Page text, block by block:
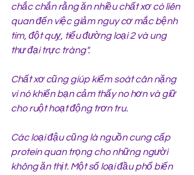
chắc chắn rằng ăn nhiều chất xơ có liên
quan đến việc giảm nguy cơ mắc bệnh
tim, đột quỵ, tiểu đường loại 2 và ung
thư đại trực tràng".
Chất xơ cũng giúp kiểm soát cân nặng
vì nó khiến bạn cảm thấy no hơn và giữ
cho ruột hoạt động trơn tru.
Các loại đậu cũng là nguồn cung cấp
protein quan trọng cho những người
không ăn thịt. Một số loại đầu phổ biến